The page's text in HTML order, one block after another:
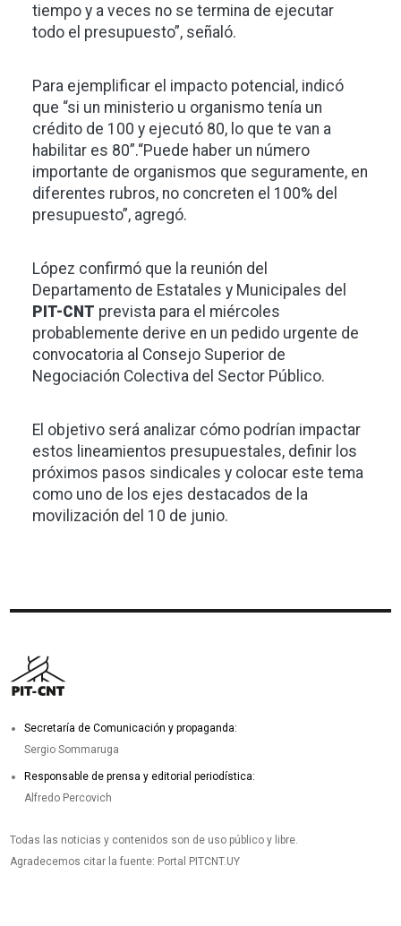
tiempo y a veces no se termina de ejecutar
todo el presupuesto”, señaló.
Para ejemplificar el impacto potencial, indicó
que “si un ministerio u organismo tenía un
crédito de 100 y ejecutó 80, lo que te van a
habilitar es 80”.“Puede haber un número
importante de organismos que seguramente, en
diferentes rubros, no concreten el 100% del
presupuesto”, agregó.
López confirmó que la reunión del
Departamento de Estatales y Municipales del
PIT-CNT prevista para el miércoles
probablemente derive en un pedido urgente de
convocatoria al Consejo Superior de
Negociación Colectiva del Sector Público.
El objetivo será analizar cómo podrían impactar
estos lineamientos presupuestales, definir los
próximos pasos sindicales y colocar este tema
como uno de los ejes destacados de la
movilización del 10 de junio.
Secretaría de Comunicación y propaganda:
Sergio Sommaruga
Responsable de prensa y editorial periodística:
Alfredo Percovich
Todas las noticias y contenidos son de uso público y libre.
Agradecemos citar la fuente: Portal PITCNT.UY